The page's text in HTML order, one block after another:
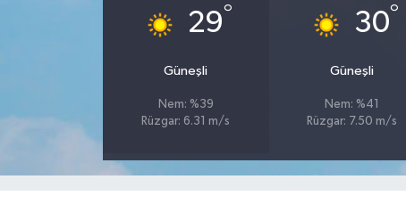
29°
Güneşli
Nem: %39
Rüzgar: 6.31 m/s
30°
Güneşli
Nem: %41
Rüzgar: 7.50 m/s